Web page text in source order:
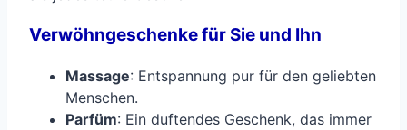
Verwöhngeschenke für Sie und Ihn
Massage: Entspannung pur für den geliebten
Menschen.
Parfüm: Ein duftendes Geschenk, das immer